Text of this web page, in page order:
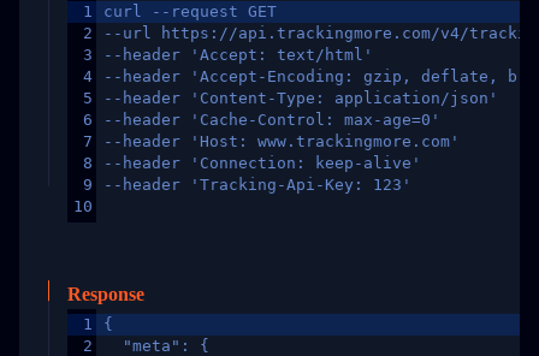
1
2
3
4
5
6
7
8
9
10
curl --request GET
--url https://api.trackingmore.com/v4/trackings/
--header 'Accept: text/html'
--header 'Accept-Encoding: gzip, deflate,
--header 'Content-Type: application/json'
--header 'Cache-Control: max-age=0'
--header 'Host: www.trackingmore.com'
--header 'Connection: keep-alive'
--header 'Tracking-Api-Key: 123'
Response
1
2
{
  "meta": {